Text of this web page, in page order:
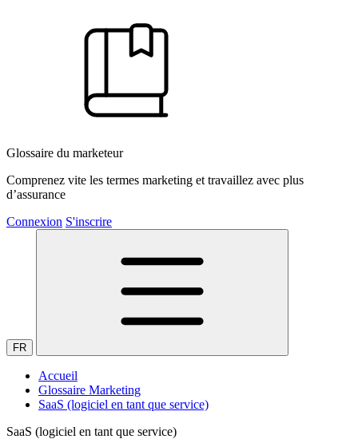
Glossaire du marketeur
Comprenez vite les termes marketing et travaillez avec plus
d’assurance
Connexion S'inscrire
FR
Accueil
Glossaire Marketing
SaaS (logiciel en tant que service)
SaaS (logiciel en tant que service)